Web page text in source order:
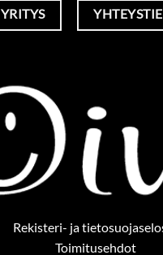
YRITYS
Rekisteri- ja
Toimitusehdot